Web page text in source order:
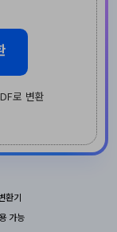
로 변환
환기
가능